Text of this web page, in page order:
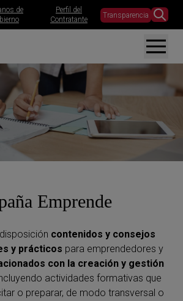
herramientas
de
Perfil del
Contratante
Transparencia
Emprende
contenidos y consejos
y prácticos para emprendedores y
con la creación y gestión
actividades formativas que
o preparar, de modo transversal o